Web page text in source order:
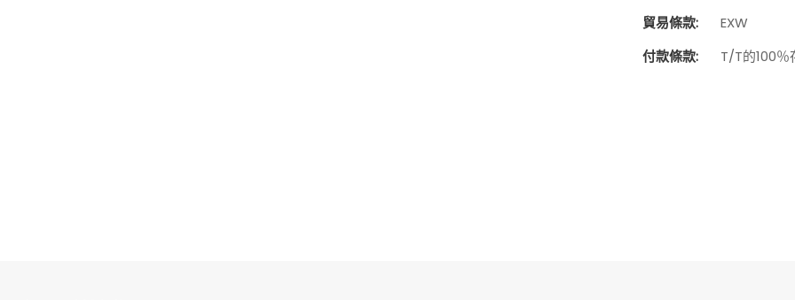
貿易條款:
EXW
付款條款:
T/T的100％